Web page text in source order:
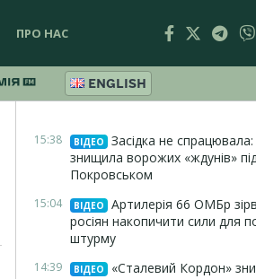
ПРО НАС
ENGLISH
15:38 ВІДЕО
Засідка не
знищила ворожих «ждунів»
Покровськом
15:04 ВІДЕО
Артилерія 66 ОМБр
росіян накопичити сили для
штурму
14:39 ВІДЕО
«Сталевий Кордон»